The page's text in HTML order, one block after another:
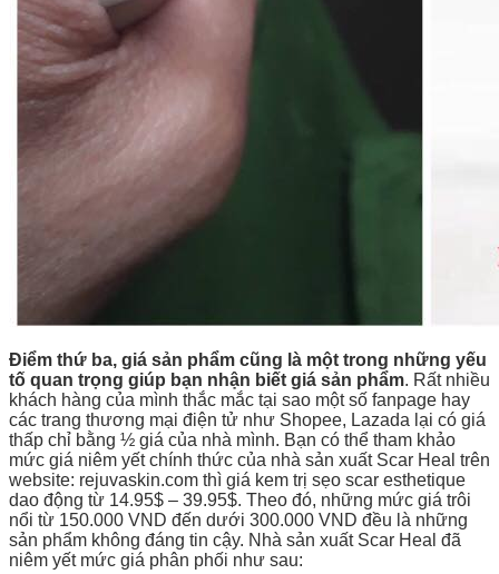
Điểm thứ ba, giá sản phẩm cũng là một trong những yếu
tố quan trọng giúp bạn nhận biết giá sản phẩm. Rất nhiều
khách hàng của mình thắc mắc tại sao một số fanpage hay
các trang thương mại điện tử như Shopee, Lazada lại có giá
thấp chỉ bằng ½ giá của nhà mình. Bạn có thể tham khảo
mức giá niêm yết chính thức của nhà sản xuất Scar Heal trên
website: rejuvaskin.com thì giá kem trị sẹo scar esthetique
dao động từ 14.95$ – 39.95$. Theo đó, những mức giá trôi
nổi từ 150.000 VND đến dưới 300.000 VND đều là những
sản phẩm không đáng tin cậy. Nhà sản xuất Scar Heal đã
niêm yết mức giá phân phối như sau: